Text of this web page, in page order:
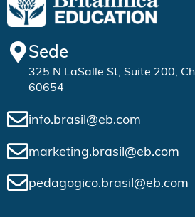
Sede
325 N LaSalle St, Suite 200,
60654
info.brasil@eb.com
marketing.brasil@eb.com
pedagogico.brasil@eb.com